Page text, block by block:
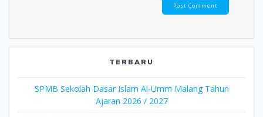
TERBARU
SPMB Sekolah Dasar Islam Al-Umm Malang Tahun
Ajaran 2026 / 2027